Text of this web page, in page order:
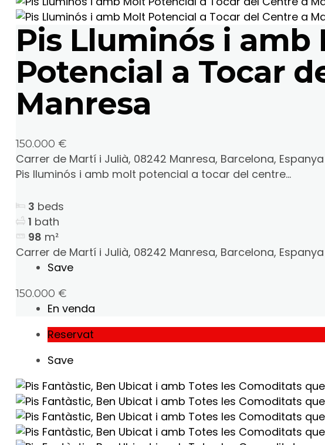
Pis Lluminós i amb
Potencial a Tocar
Manresa
150.000 €
Carrer de Martí i Julià, 08242 Manresa, Barcelona, Espanya
Pis lluminós i amb molt potencial a tocar del centre...
3 beds
1 bath
98 m²
Carrer de Martí i Julià, 08242 Manresa, Barcelona, Espanya
Save
150.000 €
En venda
Reservat
Save